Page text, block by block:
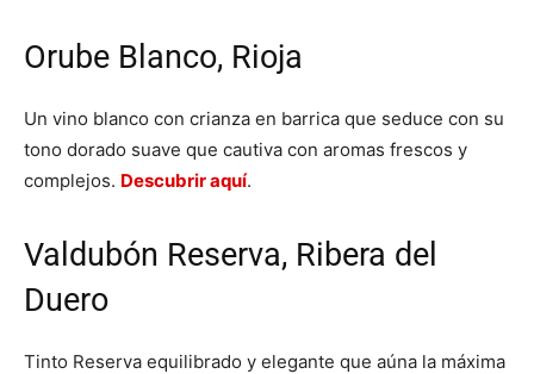
Orube Blanco, Rioja
Un vino blanco con crianza en barrica que seduce con su
tono dorado suave que cautiva con aromas frescos y
complejos. Descubrir aquí.
Valdubón Reserva, Ribera del
Duero
Tinto Reserva equilibrado y elegante que aúna la máxima